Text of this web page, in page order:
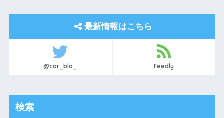
最新情報はこちら
@car_blo_ Feedly
検索